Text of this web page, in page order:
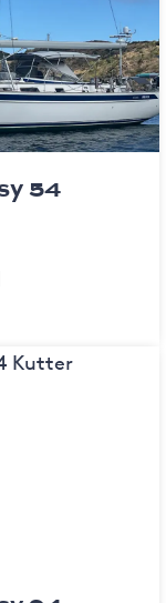
54